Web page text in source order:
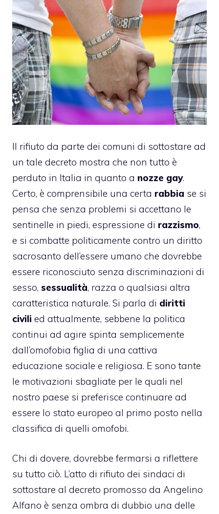
Il rifiuto da parte dei comuni di sottostare ad
un tale decreto mostra che non tutto è
perduto in Italia in quanto a nozze gay.
Certo, è comprensibile una certa rabbia se si
pensa che senza problemi si accettano le
sentinelle in piedi, espressione di razzismo,
e si combatte politicamente contro un diritto
sacrosanto dell’essere umano che dovrebbe
essere riconosciuto senza discriminazioni di
sesso, sessualità, razza o qualsiasi altra
caratteristica naturale. Si parla di diritti
civili ed attualmente, sebbene la politica
continui ad agire spinta semplicemente
dall’omofobia figlia di una cattiva
educazione sociale e religiosa. E sono tante
le motivazioni sbagliate per le quali nel
nostro paese si preferisce continuare ad
essere lo stato europeo al primo posto nella
classifica di quelli omofobi.
Chi di dovere, dovrebbe fermarsi a riflettere
su tutto ciò. L’atto di rifiuto dei sindaci di
sottostare al decreto promosso da Angelino
Alfano è senza ombra di dubbio una delle